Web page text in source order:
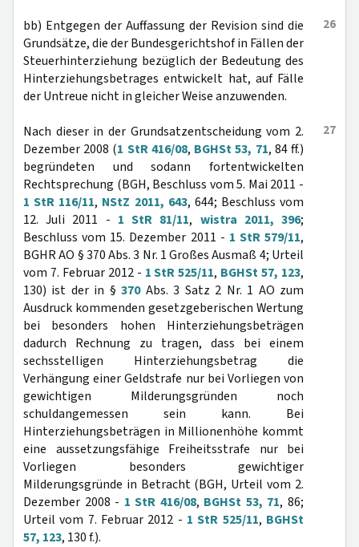
26
bb) Entgegen der Auffassung der Revision sind die
Grundsätze, die der Bundesgerichtshof in Fällen der
Steuerhinterziehung bezüglich der Bedeutung des
Hinterziehungsbetrages entwickelt hat, auf Fälle
der Untreue nicht in gleicher Weise anzuwenden.
27
Nach dieser in der Grundsatzentscheidung vom 2.
Dezember 2008 (1 StR 416/08, BGHSt 53, 71, 84 ff.)
begründeten und sodann fortentwickelten
Rechtsprechung (BGH, Beschluss vom 5. Mai 2011 -
1 StR 116/11, NStZ 2011, 643, 644; Beschluss vom
12. Juli 2011 - 1 StR 81/11, wistra 2011, 396;
Beschluss vom 15. Dezember 2011 - 1 StR 579/11,
BGHR AO § 370 Abs. 3 Nr. 1 Großes Ausmaß 4; Urteil
vom 7. Februar 2012 - 1 StR 525/11, BGHSt 57, 123,
130) ist der in §370Abs. 3 Satz 2 Nr. 1 AO zum
Ausdruck kommenden gesetzgeberischen Wertung
bei besonders hohen Hinterziehungsbeträgen
dadurch Rechnung zu tragen, dass bei einem
sechsstelligen Hinterziehungsbetrag die
Verhängung einer Geldstrafe nur bei Vorliegen von
gewichtigen Milderungsgründen noch
schuldangemessen sein kann. Bei
Hinterziehungsbeträgen in Millionenhöhe kommt
eine aussetzungsfähige Freiheitsstrafe nur bei
Vorliegen besonders gewichtiger
Milderungsgründe in Betracht (BGH, Urteil vom 2.
Dezember 2008 - 1 StR 416/08, BGHSt 53, 71, 86;
Urteil vom 7. Februar 2012 - 1 StR 525/11, BGHSt
57, 123, 130 f.).